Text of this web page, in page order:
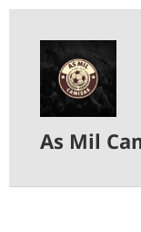
As Mil